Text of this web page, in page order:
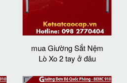
mua Giường Sắt Nệm
Lò Xo 2 tay ở đâu